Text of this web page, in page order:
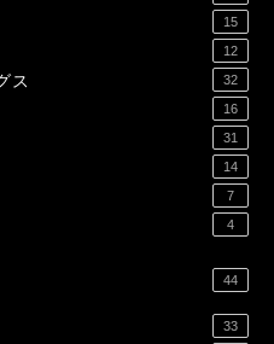
15
12
ス 32
16
31
14
7
4
44
33